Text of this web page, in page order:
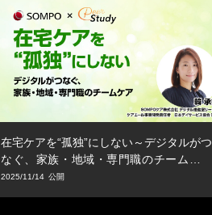
在宅ケアを“孤独”にしない～デジタルがつ
なぐ、家族・地域・専門職のチームケア
～
2025/11/14